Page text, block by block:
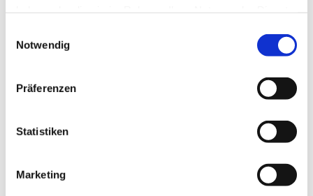
Notwendig
Präferenzen
Statistiken
Marketing
Duis autem vel eum iriure dolor in hendrerit in
vulputate velit esse molestie consequat, vel